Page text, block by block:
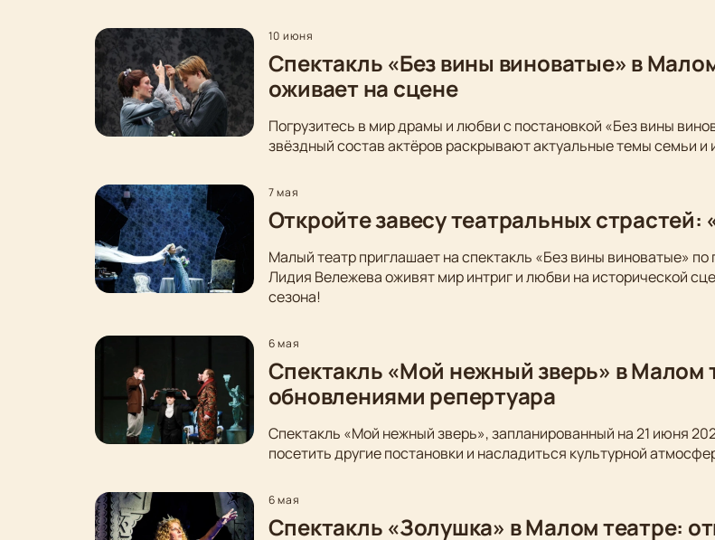
10 июня
Спектакль «Без вины виноватые» в
оживает на сцене
Погрузитесь в мир драмы и любви с постановкой «Без вины
звёздный состав актёров раскрывают актуальные темы семьи и
7 мая
Откройте завесу театральных
Малый театр приглашает на спектакль «Без вины виноватые»
Лидия Вележева оживят мир интриг и любви на исторической
сезона!
6 мая
Спектакль «Мой нежный зверь» в Малом
обновлениями репертуара
Спектакль «Мой нежный зверь», запланированный на 21 июня
посетить другие постановки и насладиться культурной
6 мая
Спектакль «Золушка» в Малом театре: